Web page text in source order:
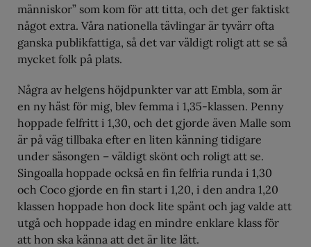
människor” som kom för att titta, och det ger faktiskt
något extra. Våra nationella tävlingar är tyvärr ofta
ganska publikfattiga, så det var väldigt roligt att se så
mycket folk på plats.
Några av helgens höjdpunkter var att Embla, som är
en ny häst för mig, blev femma i 1,35-klassen. Penny
hoppade felfritt i 1,30, och det gjorde även Malle som
är på väg tillbaka efter en liten känning tidigare
under säsongen – väldigt skönt och roligt att se.
Singoalla hoppade också en fin felfria runda i 1,30
och Coco gjorde en fin start i 1,20, i den andra 1,20
klassen hoppade hon dock lite spänt och jag valde att
utgå och hoppade idag en mindre enklare klass för
att hon ska känna att det är lite lätt.